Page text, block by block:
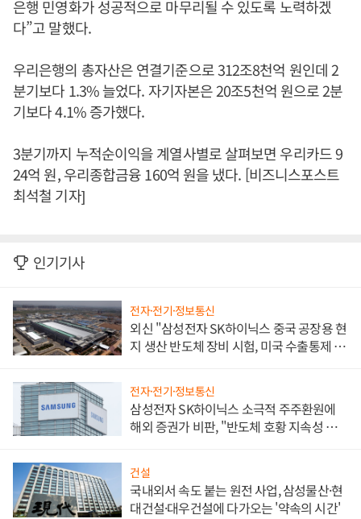
은행 민영화가 성공적으로 마무리될 수 있도록 노력하겠
다”고 말했다.
우리은행의 총자산은 연결기준으로 312조8천억 원인데 2
분기보다 1.3% 늘었다. 자기자본은 20조5천억 원으로 2분
기보다 4.1% 증가했다.
3분기까지 누적순이익을 계열사별로 살펴보면 우리카드 9
24억 원, 우리종합금융 160억 원을 냈다. [비즈니스포스트
최석철 기자]
인기기사
전자·전기·정보통신
외신 "삼성전자 SK하이닉스 중국 공장용 현
지 생산 반도체 장비 시험, 미국 수출통제 대
전자·전기·정보통신
삼성전자 SK하이닉스 소극적 주주환원에
해외 증권가 비판, "반도체 호황 지속성 의
건설
국내외서 속도 붙는 원전 사업, 삼성물산·현
대건설·대우건설에 다가오는 '약속의 시간'